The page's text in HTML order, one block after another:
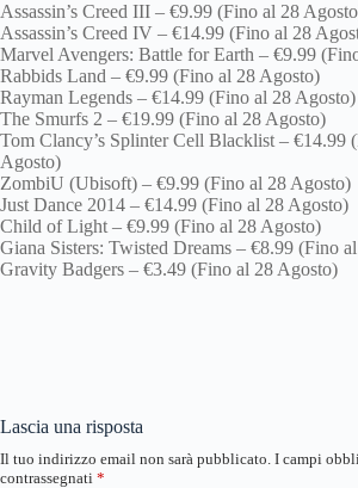
Assassin’s Creed III – €9.99 (Fino al 28
Assassin’s Creed IV – €14.99 (Fino al 28
Marvel Avengers: Battle for Earth – €9.99
Rabbids Land – €9.99 (Fino al 28 Agosto)
Rayman Legends – €14.99 (Fino al 28 Agosto)
The Smurfs 2 – €19.99 (Fino al 28 Agosto)
Tom Clancy’s Splinter Cell Blacklist – €14.99
Agosto)
ZombiU (Ubisoft) – €9.99 (Fino al 28 Agosto)
Just Dance 2014 – €14.99 (Fino al 28 Agosto)
Child of Light – €9.99 (Fino al 28 Agosto)
Giana Sisters: Twisted Dreams – €8.99 (Fino
Gravity Badgers – €3.49 (Fino al 28 Agosto)
Lascia una risposta
Il tuo indirizzo email non sarà pubblicato. I campi
contrassegnati *